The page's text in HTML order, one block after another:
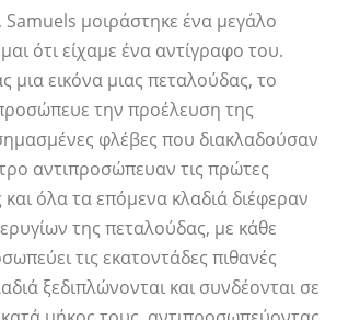
Samuels μοιράστηκε ένα μεγάλο
ότι είχαμε ένα αντίγραφο του.
μια εικόνα μιας πεταλούδας, το
την προέλευση της
φλέβες που διακλαδούσαν
αντιπροσώπευαν τις πρώτες
και όλα τα επόμενα κλαδιά διέφεραν
της πεταλούδας, με κάθε
τις εκατοντάδες πιθανές
ξεδιπλώνονται και συνδέονται σε